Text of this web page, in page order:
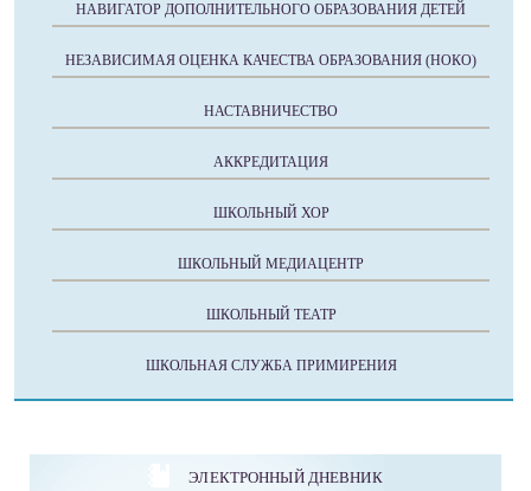
НАВИГАТОР ДОПОЛНИТЕЛЬНОГО ОБРАЗОВАНИЯ ДЕТЕЙ
НЕЗАВИСИМАЯ ОЦЕНКА КАЧЕСТВА ОБРАЗОВАНИЯ (НОКО)
НАСТАВНИЧЕСТВО
АККРЕДИТАЦИЯ
ШКОЛЬНЫЙ ХОР
ШКОЛЬНЫЙ МЕДИАЦЕНТР
ШКОЛЬНЫЙ ТЕАТР
ШКОЛЬНАЯ СЛУЖБА ПРИМИРЕНИЯ
ЭЛЕКТРОННЫЙ ДНЕВНИК